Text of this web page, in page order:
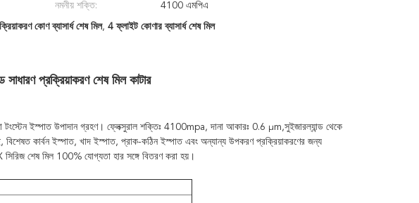
নমনীয় শক্তি: 4100 এমপিএ
কোণ ব্যাসার্ধ শেষ মিল, 4 ফ্লাইট কোণার ব্যাসার্ধ শেষ মিল
সাধারণ প্রক্রিয়াকরণ শেষ মিল কাটার
টংস্টেন ইস্পাত উপাদান গ্রহণ। ফ্লেক্সুরাল শক্তিঃ 4100mpa, দানা আকারঃ 0.6 μm,সুইজারল্যান্ড থেকে
বিশেষত কার্বন ইস্পাত, খাদ ইস্পাত, প্রাক-কঠিন ইস্পাত এবং অন্যান্য উপকরণ প্রক্রিয়াকরণের জন্য
সিরিজ শেষ মিল 100% যোগ্যতা হার সঙ্গে বিতরণ করা হয়।